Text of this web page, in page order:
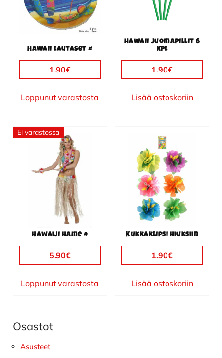
Hawaii lautaset #
1.90€
Loppunut varastosta
Hawaii juomapillit 6
kpl
1.90€
Lisää ostoskoriin
Ei varastossa
Hawaiji hame #
5.90€
Loppunut varastosta
Kukkaklipsi hiuksiin
1.90€
Lisää ostoskoriin
Ensisijainen
sivupalkki
Osastot
Asusteet